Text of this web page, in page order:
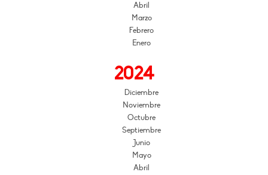
Abril
Marzo
Febrero
Enero
2024
Diciembre
Noviembre
Octubre
Septiembre
Junio
Mayo
Abril